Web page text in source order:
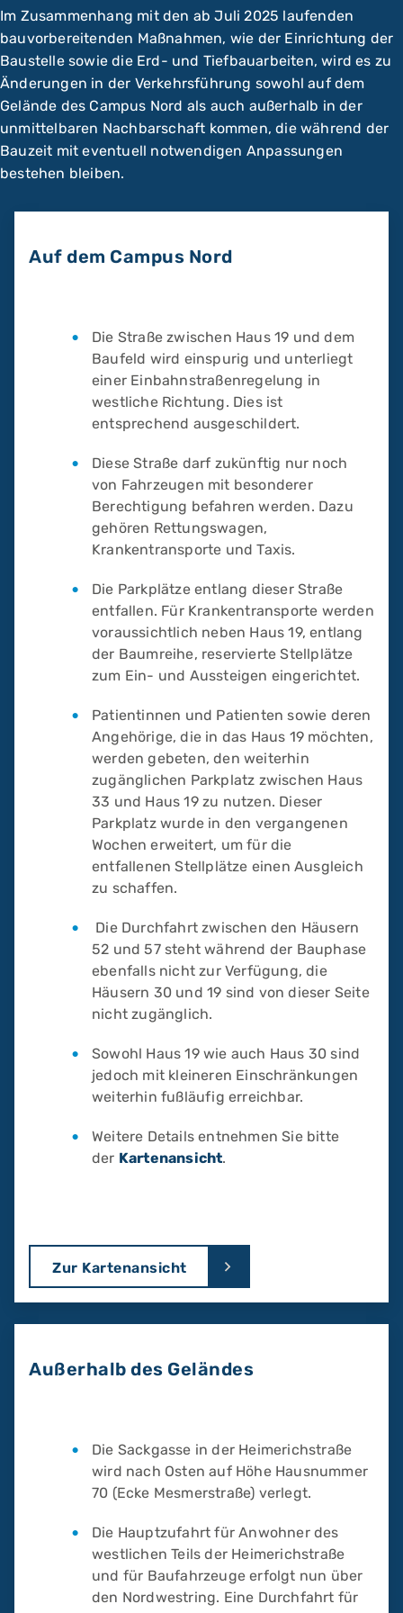
Im Zusammenhang mit den ab Juli 2025 laufenden
bauvorbereitenden Maßnahmen, wie der Einrichtung der
Baustelle sowie die Erd- und Tiefbauarbeiten, wird es zu
Änderungen in der Verkehrsführung sowohl auf dem
Gelände des Campus Nord als auch außerhalb in der
unmittelbaren Nachbarschaft kommen, die während der
Bauzeit mit eventuell notwendigen Anpassungen
bestehen bleiben.
Auf dem Campus Nord
Die Straße zwischen Haus 19 und dem
Baufeld wird einspurig und unterliegt
einer Einbahnstraßenregelung in
westliche Richtung. Dies ist
entsprechend ausgeschildert.
Diese Straße darf zukünftig nur noch
von Fahrzeugen mit besonderer
Berechtigung befahren werden. Dazu
gehören Rettungswagen,
Krankentransporte und Taxis.
Die Parkplätze entlang dieser Straße
entfallen. Für Krankentransporte werden
voraussichtlich neben Haus 19, entlang
der Baumreihe, reservierte Stellplätze
zum Ein- und Aussteigen eingerichtet.
Patientinnen und Patienten sowie deren
Angehörige, die in das Haus 19 möchten,
werden gebeten, den weiterhin
zugänglichen Parkplatz zwischen Haus
33 und Haus 19 zu nutzen. Dieser
Parkplatz wurde in den vergangenen
Wochen erweitert, um für die
entfallenen Stellplätze einen Ausgleich
zu schaffen.
Die Durchfahrt zwischen den Häusern
52 und 57 steht während der Bauphase
ebenfalls nicht zur Verfügung, die
Häusern 30 und 19 sind von dieser Seite
nicht zugänglich.
Sowohl Haus 19 wie auch Haus 30 sind
jedoch mit kleineren Einschränkungen
weiterhin fußläufig erreichbar.
Weitere Details entnehmen Sie bitte
der Kartenansicht.
Zur Kartenansicht
Außerhalb des Geländes
Die Sackgasse in der Heimerichstraße
wird nach Osten auf Höhe Hausnummer
70 (Ecke Mesmerstraße) verlegt.
Die Hauptzufahrt für Anwohner des
westlichen Teils der Heimerichstraße
und für Baufahrzeuge erfolgt nun über
den Nordwestring. Eine Durchfahrt für